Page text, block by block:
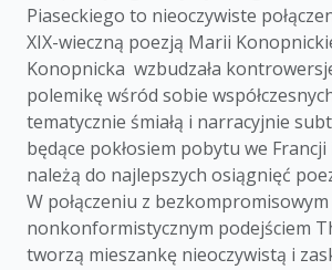
Piaseckiego to nieoczywiste
XIX-wieczną poezją Marii
Konopnicka wzbudzała
polemikę wśród sobie
tematycznie śmiałą i narracyjnie
będące pokłosiem pobytu we Francji
należą do najlepszych osiągnięć
W połączeniu z bezkompromisowym
nonkonformistycznym podejściem
tworzą mieszankę nieoczywistą i